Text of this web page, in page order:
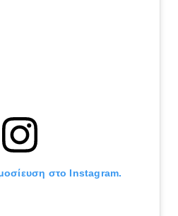
στο Instagram.